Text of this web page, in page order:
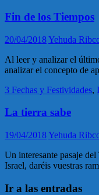
Fin de los Tiempos
20/04/2018Yehuda
Al leer y analizar el
analizar el concepto de
3 Fechas y Festividades,
La tierra sabe
19/04/2018Yehuda
Un interesante pasaje
Israel, daréis vuestras
Ir a las entradas